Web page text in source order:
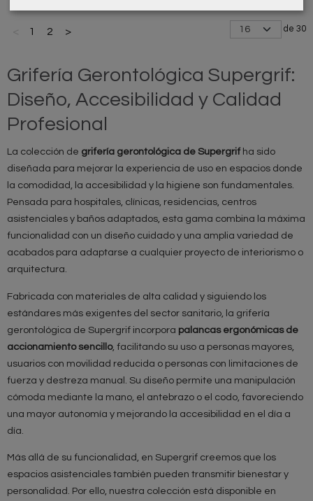
1 2 > de 30
Grifería Gerontológica Supergrif:
Diseño, Accesibilidad y Calidad
Profesional
La colección de grifería gerontológica de Supergrif ha sido
diseñada para mejorar la experiencia de uso en espacios donde
la comodidad, la accesibilidad y la higiene son fundamentales.
Pensada para hospitales, clínicas, residencias, centros
asistenciales y baños adaptados, esta gama combina la máxima
funcionalidad con un diseño cuidado y una amplia variedad de
acabados para adaptarse a cualquier proyecto de interiorismo o
arquitectura.
Fabricada con materiales de alta calidad y siguiendo los
estándares más exigentes del sector sanitario, la grifería
gerontológica de Supergrif incorpora palancas ergonómicas de
accionamiento sencillo, facilitando su uso a personas mayores,
usuarios con movilidad reducida o personas con limitaciones de
fuerza y destreza manual. Su diseño permite una manipulación
cómoda mediante la mano, el antebrazo o el codo, favoreciendo
una mayor autonomía y mejorando la accesibilidad en el día a
día.
Más allá de su funcionalidad, en Supergrif creemos que los
espacios asistenciales también pueden transmitir bienestar y
personalidad. Por ello, nuestra colección está disponible en